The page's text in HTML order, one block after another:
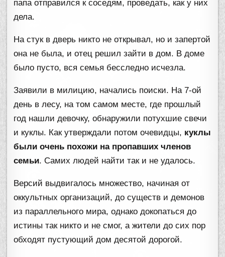
папа отправился к соседям, проведать, как у них
дела.
На стук в дверь никто не открывал, но и запертой
она не была, и отец решил зайти в дом. В доме
было пусто, вся семья бесследно исчезла.
Заявили в милицию, начались поиски. На 7-ой
день в лесу, на том самом месте, где прошлый
год нашли девочку, обнаружили потухшие свечи
и куклы. Как утверждали потом очевидцы, куклы
были очень похожи на пропавших членов
семьи. Самих людей найти так и не удалось.
Версий выдвигалось множество, начиная от
оккультных организаций, до существ и демонов
из параллельного мира, однако докопаться до
истины так никто и не смог, а жители до сих пор
обходят пустующий дом десятой дорогой.